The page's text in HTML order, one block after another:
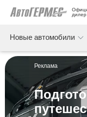
дилер
Новые автомобили
Реклама